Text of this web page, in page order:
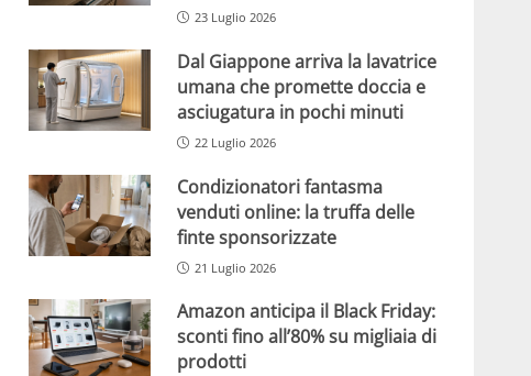
23 Luglio 2026
Dal Giappone arriva la lavatrice
umana che promette doccia e
asciugatura in pochi minuti
22 Luglio 2026
Condizionatori fantasma
venduti online: la truffa delle
finte sponsorizzate
21 Luglio 2026
Amazon anticipa il Black Friday:
sconti fino all’80% su migliaia di
prodotti